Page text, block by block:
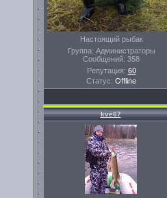
Настоящий рыбак
Группа: Администраторы
Сообщений: 358
Репутация: 60
Статус: Offline
kve67